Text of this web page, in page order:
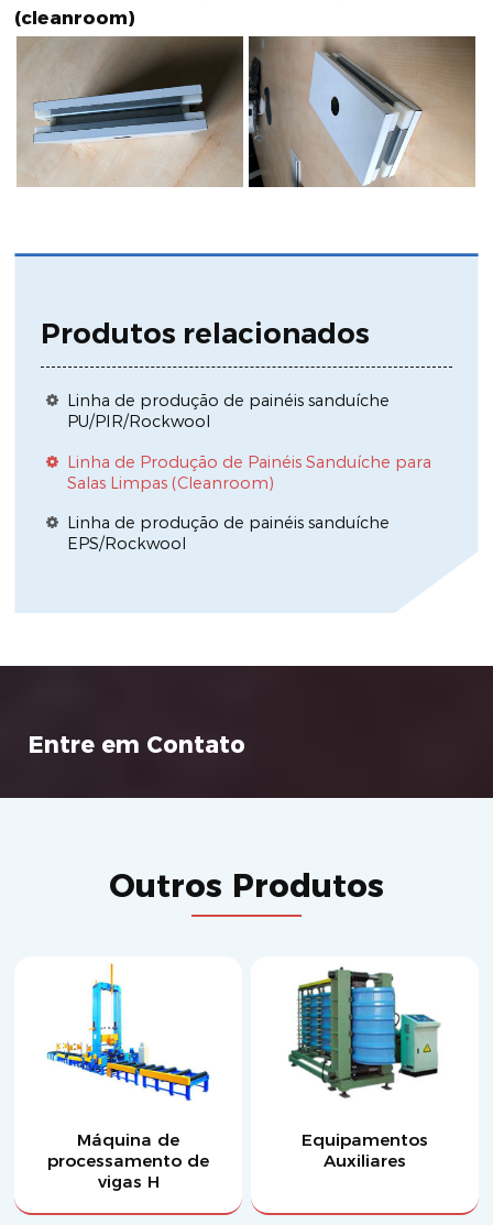
(cleanroom)
Produtos relacionados
Linha de produção de painéis sanduíche
PU/PIR/Rockwool
Linha de Produção de Painéis Sanduíche para
Salas Limpas (Cleanroom)
Linha de produção de painéis sanduíche
EPS/Rockwool
Entre em Contato
Outros Produtos
Máquina de
processamento de
vigas H
Equipamentos
Auxiliares